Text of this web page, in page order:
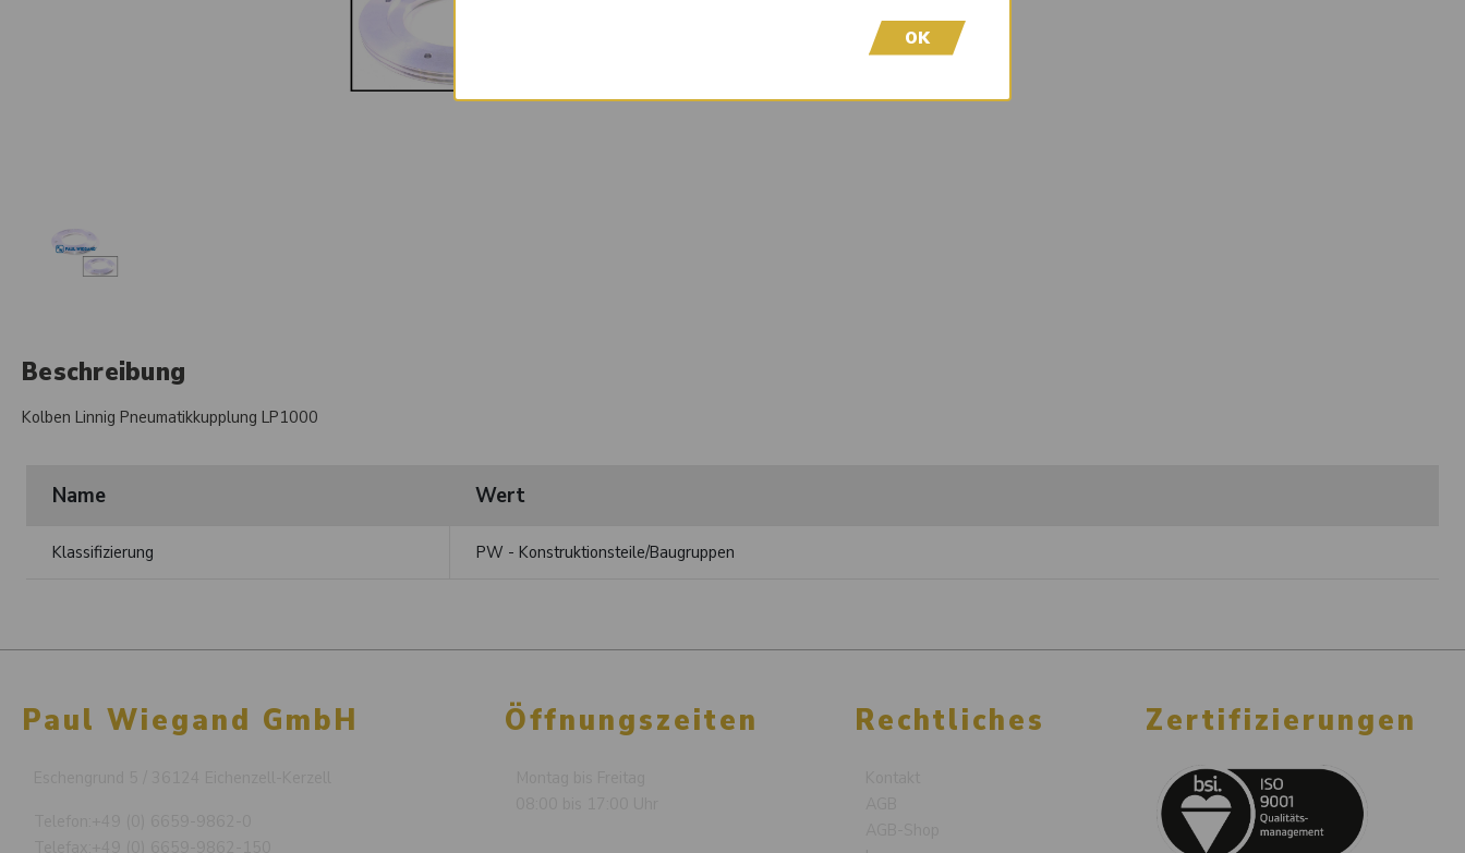
Beschreibung
Kolben Linnig Pneumatikkupplung LP1000
Name Wert
Klassifizierung PW - Konstruktionsteile/Baugruppen
Paul Wiegand GmbH Öffnungszeiten Rechtliches Zertifizierungen
OK